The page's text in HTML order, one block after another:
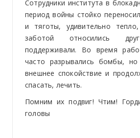
Сотрудники института в
период войны стойко
и тяготы, удивительно
заботой относились
поддерживали. Во время
часто разрывались бомбы, но
внешнее спокойствие и
спасать, лечить.
Помним их подвиг! Чтим!
головы